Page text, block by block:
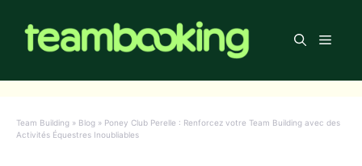
contenu
Menu
Team Building » Blog » Poney Club Perelle : Renforcez votre Team Building avec des
Activités Équestres Inoubliables